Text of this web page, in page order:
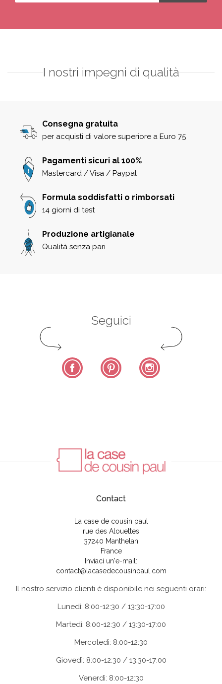
I nostri impegni di qualità
Consegna gratuita
per acquisti di valore superiore a Euro 75
Pagamenti sicuri al 100%
Mastercard / Visa / Paypal
Formula soddisfatti o rimborsati
14 giorni di test
Produzione artigianale
Qualità senza pari
Seguici
Facebook Pinterest
Contact
La case de cousin paul
rue des Alouettes
37240 Manthelan
France
Inviaci un'e-mail:
contact@lacasedecousinpaul.com
Il nostro servizio clienti è disponibile nei seguenti orari:
Lunedì: 8:00-12:30 / 13:30-17:00
Martedì: 8:00-12:30 / 13:30-17:00
Mercoledì: 8:00-12:30
Giovedì: 8:00-12:30 / 13:30-17:00
Venerdì: 8:00-12:30